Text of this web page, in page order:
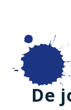
De